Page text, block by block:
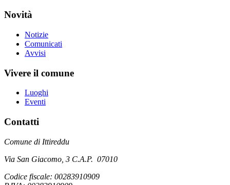
Novità
Notizie
Comunicati
Avvisi
Vivere il comune
Luoghi
Eventi
Contatti
Comune di Ittireddu
Via San Giacomo, 3 C.A.P. 07010
Codice fiscale: 00283910909